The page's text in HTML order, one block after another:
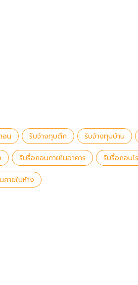
อน รับจ้างทุบตึก รับจ้างทุบบ้าน
รับรื้อถอนภายในอาคาร รับรื้อถอนโ
ายในห้าง